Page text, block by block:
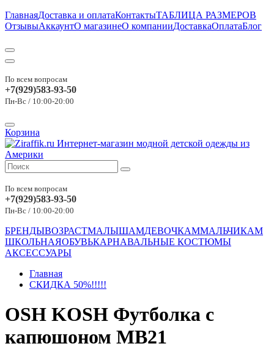
ГлавнаяДоставка и оплатаКонтактыТАБЛИЦА РАЗМЕРОВ
ОтзывыАккаунтО магазинеО компанииДоставкаОплатаБлог
По всем вопросам
+7(929)583-93-50
Пн-Вс / 10:00-20:00
Корзина
По всем вопросам
+7(929)583-93-50
Пн-Вс / 10:00-20:00
БРЕНДЫВОЗРАСТМАЛЫШАМДЕВОЧКАММАЛЬЧИКАМ
ШКОЛЬНАЯОБУВЬКАРНАВАЛЬНЫЕ КОСТЮМЫ
АКСЕССУАРЫ
Главная
СКИДКА 50%!!!!!
OSH KOSH Футболка с
капюшоном МВ21